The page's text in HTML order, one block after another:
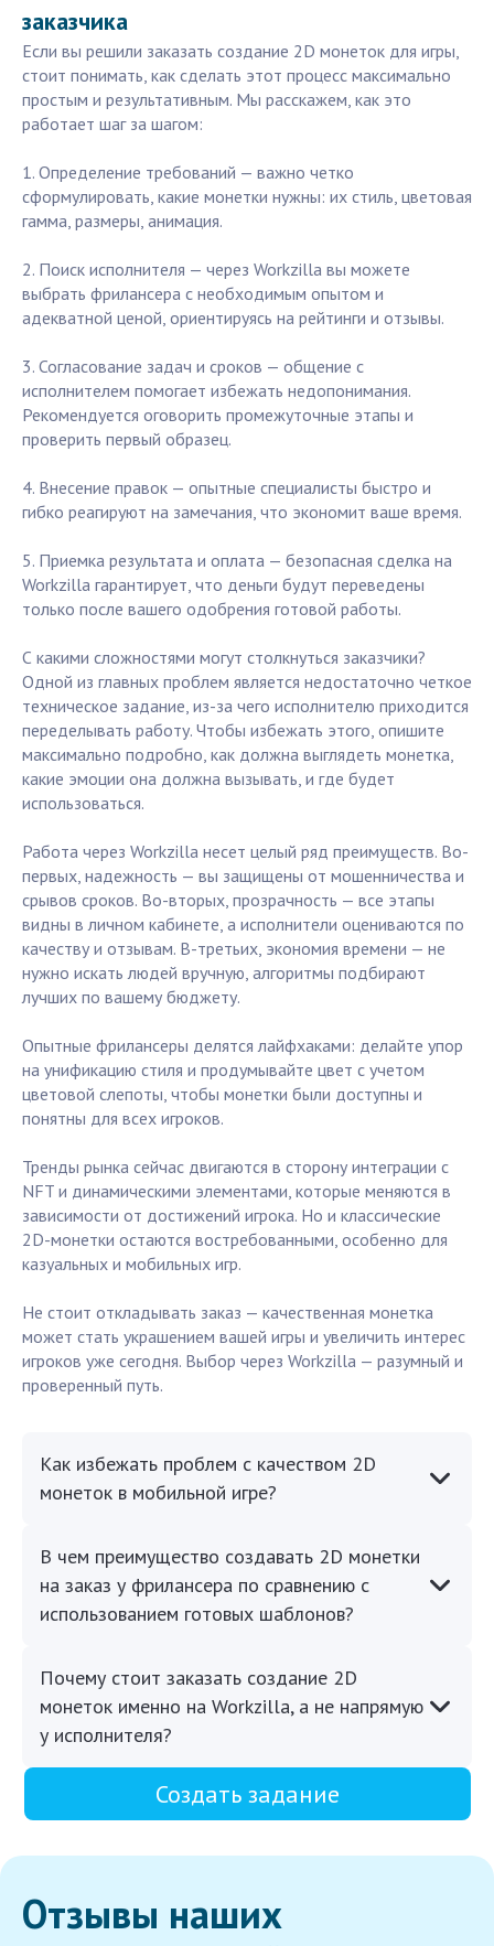
заказчика
Если вы решили заказать создание 2D монеток для игры,
стоит понимать, как сделать этот процесс максимально
простым и результативным. Мы расскажем, как это
работает шаг за шагом:
1. Определение требований — важно четко
сформулировать, какие монетки нужны: их стиль, цветовая
гамма, размеры, анимация.
2. Поиск исполнителя — через Workzilla вы можете
выбрать фрилансера с необходимым опытом и
адекватной ценой, ориентируясь на рейтинги и отзывы.
3. Согласование задач и сроков — общение с
исполнителем помогает избежать недопонимания.
Рекомендуется оговорить промежуточные этапы и
проверить первый образец.
4. Внесение правок — опытные специалисты быстро и
гибко реагируют на замечания, что экономит ваше время.
5. Приемка результата и оплата — безопасная сделка на
Workzilla гарантирует, что деньги будут переведены
только после вашего одобрения готовой работы.
С какими сложностями могут столкнуться заказчики?
Одной из главных проблем является недостаточно четкое
техническое задание, из-за чего исполнителю приходится
переделывать работу. Чтобы избежать этого, опишите
максимально подробно, как должна выглядеть монетка,
какие эмоции она должна вызывать, и где будет
использоваться.
Работа через Workzilla несет целый ряд преимуществ. Во-
первых, надежность — вы защищены от мошенничества и
срывов сроков. Во-вторых, прозрачность — все этапы
видны в личном кабинете, а исполнители оцениваются по
качеству и отзывам. В-третьих, экономия времени — не
нужно искать людей вручную, алгоритмы подбирают
лучших по вашему бюджету.
Опытные фрилансеры делятся лайфхаками: делайте упор
на унификацию стиля и продумывайте цвет с учетом
цветовой слепоты, чтобы монетки были доступны и
понятны для всех игроков.
Тренды рынка сейчас двигаются в сторону интеграции с
NFT и динамическими элементами, которые меняются в
зависимости от достижений игрока. Но и классические
2D-монетки остаются востребованными, особенно для
казуальных и мобильных игр.
Не стоит откладывать заказ — качественная монетка
может стать украшением вашей игры и увеличить интерес
игроков уже сегодня. Выбор через Workzilla — разумный и
проверенный путь.
Как избежать проблем с качеством 2D
монеток в мобильной игре?
В чем преимущество создавать 2D монетки
на заказ у фрилансера по сравнению с
использованием готовых шаблонов?
Почему стоит заказать создание 2D
монеток именно на Workzilla, а не напрямую
у исполнителя?
Создать задание
Отзывы наших